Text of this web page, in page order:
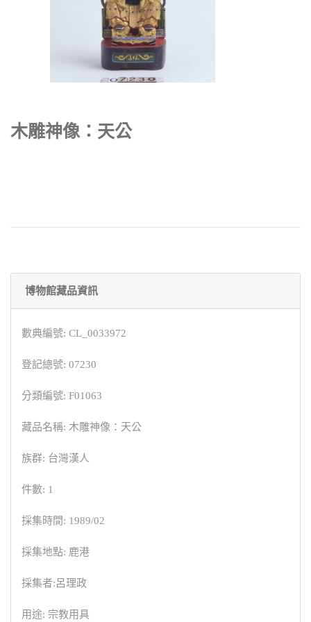
木雕神像：天公
博物館藏品資訊
數典編號: CL_0033972
登記總號: 07230
分類編號: F01063
藏品名稱: 木雕神像：天公
族群: 台灣漢人
件數: 1
採集時間: 1989/02
採集地點: 鹿港
採集者:呂理政
用途: 宗教用具